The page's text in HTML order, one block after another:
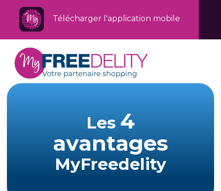
Télécharger l'application mobile
Les 4
avantages
MyFreedelity